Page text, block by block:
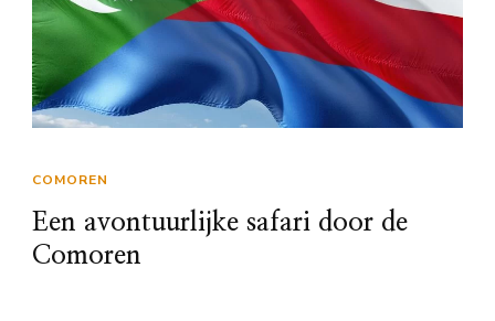
COMOREN
Een avontuurlijke safari door de
Comoren